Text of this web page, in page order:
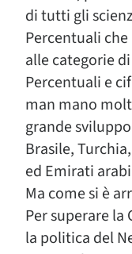
di tutti gli
Percentuali
alle categorie
Percentuali e
man mano
grande
Brasile,
ed Emirati
Ma come si è
Per superare la
la politica del